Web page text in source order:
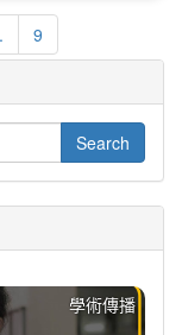
括號 (數學OR幾
9
學術傳播